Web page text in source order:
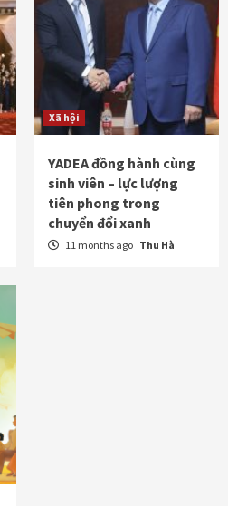
Xã hội
YADEA đồng hành cùng
sinh viên – lực lượng
tiên phong trong
chuyển đổi xanh
11 months ago Thu Hà